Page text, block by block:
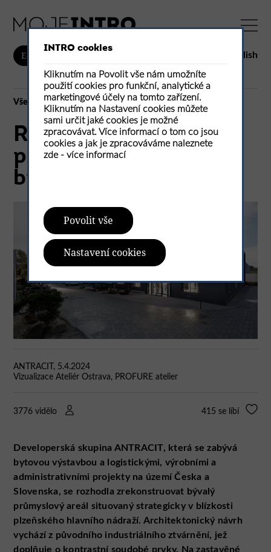
INTRO cookies
Kliknutím na Povolit vše nám umožníte
použití cookies pro funkční, analytické a
marketingové účely na tomto zařízení.
Kliknutím na Nastavení cookies můžete
sami určit jaké cookies je možné
zpracovávat. Více informací o tom co jsou
cookies a jak je zpracováváme naleznete
zde - více informací
Povolit vše
Nastavení cookies
E-shop English
Vše
Revitalizace
plzeňského
brownfieldu
ANTRACIT, 5.4.2024
Vizualizace Ateliér Ostrava, PROFURE atelier
3776 vidělo 415 se líbí
Developerská skupina ANTRACIT, která se zabývá
bytovou výstavbou a logistickými, výrobními a
administrativními projekty na území Česka a
Slovenska, se rozhodla zrekonstruovat bývalý
průmyslový areál situovaný strategicky v blízkosti
plzeňského hlavního nádraží. Architektonický návrh
vychází z původního industriálního ztvárnění, jež
doplňuje o kontrastní soudobé prvky. Na zastavěné